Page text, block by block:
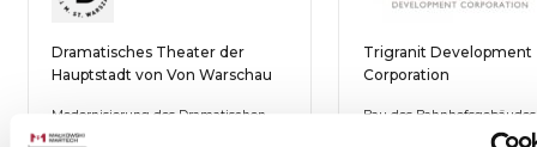
Dramatisches Theater der
Hauptstadt von Von Warschau
Modernisierung des Dramatischen
Theaters, Warschau
Trigranit Development
Corporation
Bau des